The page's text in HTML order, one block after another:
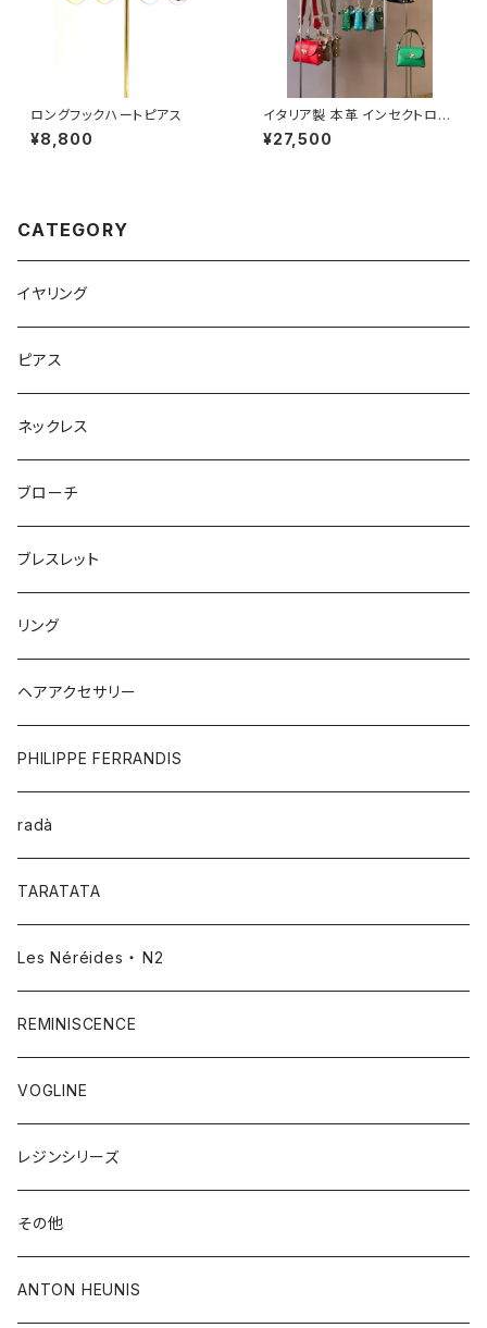
ロングフックハートピアス
¥8,800
イタリア製 本革 インセクトロッ
クレザーバッグ #2
¥27,500
CATEGORY
イヤリング
ピアス
ネックレス
ブローチ
ブレスレット
リング
ヘアアクセサリー
PHILIPPE FERRANDIS
radà
TARATATA
Les Néréides ・ N2
REMINISCENCE
VOGLINE
レジンシリーズ
その他
ANTON HEUNIS